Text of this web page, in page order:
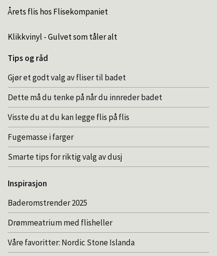
Årets flis hos Flisekompaniet
Klikkvinyl - Gulvet som tåler alt
Tips og råd
Gjør et godt valg av fliser til badet
Dette må du tenke på når du innreder badet
Visste du at du kan legge flis på flis
Fugemasse i farger
Smarte tips for riktig valg av dusj
Inspirasjon
Baderomstrender 2025
Drømmeatrium med flisheller
Våre favoritter: Nordic Stone Islanda